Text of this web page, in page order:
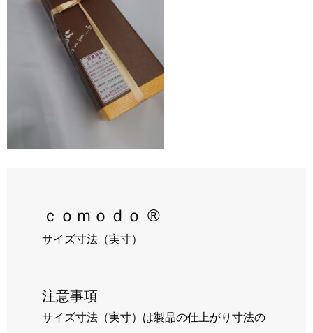
CONTACT
RECRUIT
ｃｏｍｏｄｏ ®
サイズ寸法（実寸）
注意事項
サイズ寸法（実寸）は製品の仕上がり寸法の